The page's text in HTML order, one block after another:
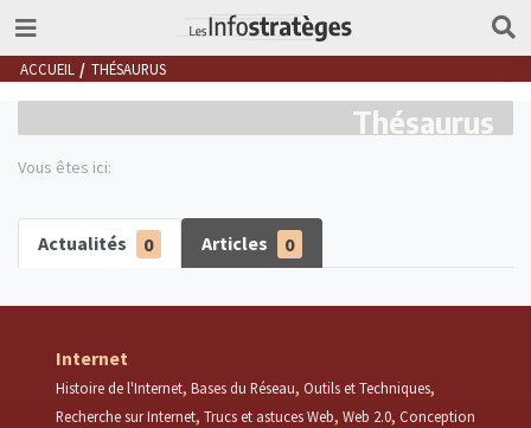
ACCUEIL THÉSAURUS
Thésaurus
Vous êtes ici:
Actualités 0 Articles 0
Internet
Histoire de l'Internet Bases du Réseau Outils et Techniques
Recherche sur Internet Trucs et astuces Web Web 2.0 Conception